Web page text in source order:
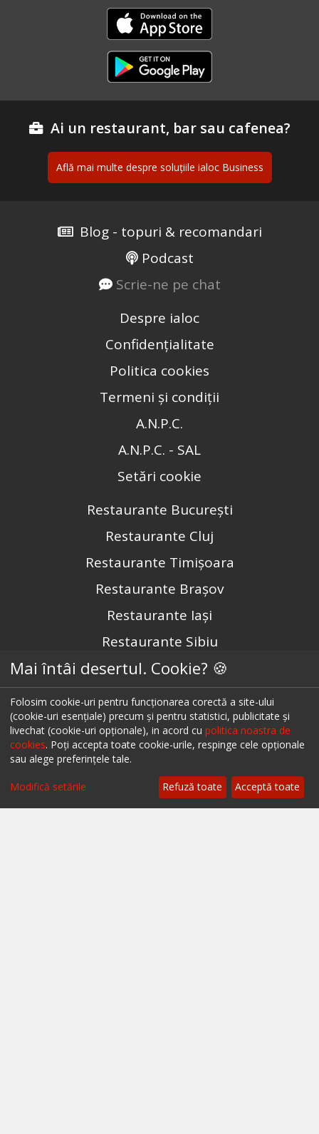
Ai un restaurant, bar sau cafenea?
Află mai multe despre soluțiile ialoc Business
Blog - topuri & recomandari
Podcast
Scrie-ne pe chat
Despre ialoc
Confidențialitate
Politica cookies
Termeni și condiții
A.N.P.C.
A.N.P.C. - SAL
Setări cookie
Restaurante București
Restaurante Cluj
Restaurante Timișoara
Restaurante Brașov
Restaurante Iași
Restaurante Sibiu
Restaurante Valea Prahovei
Restaurante Litoral
Restaurante Bacău
Restaurante Suceava
Restaurante Oradea
Restaurante Galati
Mai întâi desertul. Cookie? 🍪
Folosim cookie-uri pentru funcționarea corectă a site-ului
(cookie-uri esențiale) precum și pentru statistici, publicitate și
livechat (cookie-uri opționale), in acord cu politica noastra de
cookies. Poți accepta toate cookie-urile, respinge cele opționale
sau alege preferințele tale.
Modifică setările Refuză toate Acceptă toate